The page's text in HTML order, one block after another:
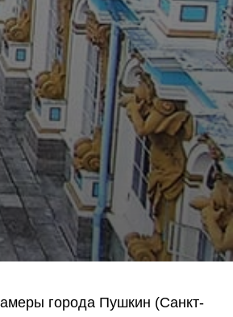
города Пушкин (Санкт-